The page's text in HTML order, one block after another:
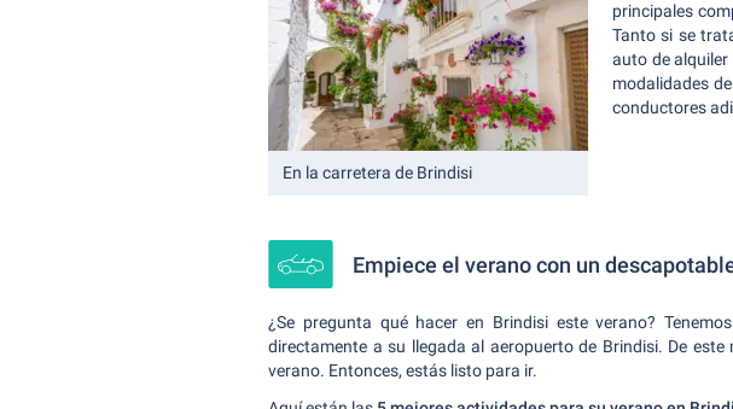
En la carretera de Brindisi
principales
Tanto si se
auto de
modalidades
conductores
Empiece el verano con un
¿Se pregunta qué hacer en Brindisi este verano?
directamente a su llegada al aeropuerto de Brindisi. De
verano. Entonces, estás listo para ir.